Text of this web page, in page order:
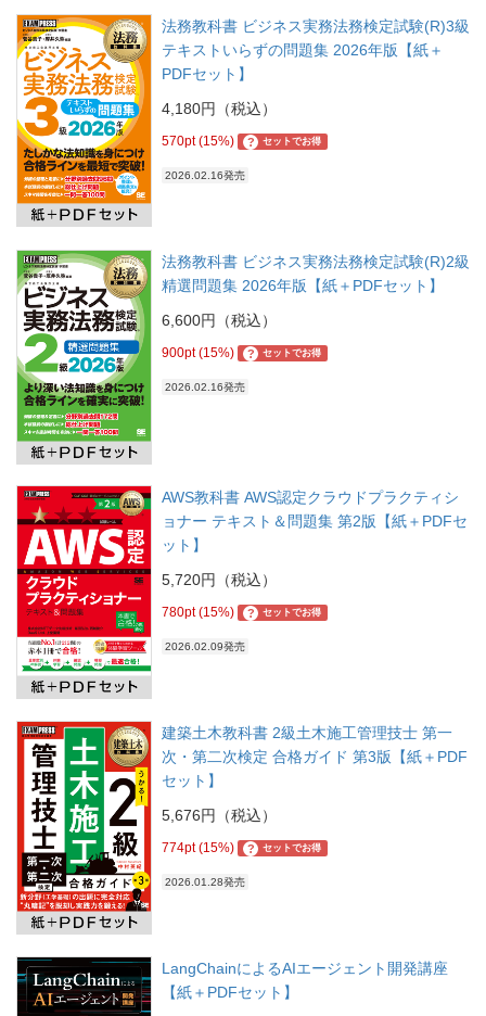
法務教科書 ビジネス実務法務検定試験(R)3級
テキストいらずの問題集 2026年版【紙＋
PDFセット】
4,180円（税込）
570pt (15%) ? セットでお得
2026.02.16発売
法務教科書 ビジネス実務法務検定試験(R)2級
精選問題集 2026年版【紙＋PDFセット】
6,600円（税込）
900pt (15%) ? セットでお得
2026.02.16発売
AWS教科書 AWS認定クラウドプラクティシ
ョナー テキスト＆問題集 第2版【紙＋PDFセ
ット】
5,720円（税込）
780pt (15%) ? セットでお得
2026.02.09発売
建築土木教科書 2級土木施工管理技士 第一
次・第二次検定 合格ガイド 第3版【紙＋PDF
セット】
5,676円（税込）
774pt (15%) ? セットでお得
2026.01.28発売
LangChainによるAIエージェント開発講座
【紙＋PDFセット】